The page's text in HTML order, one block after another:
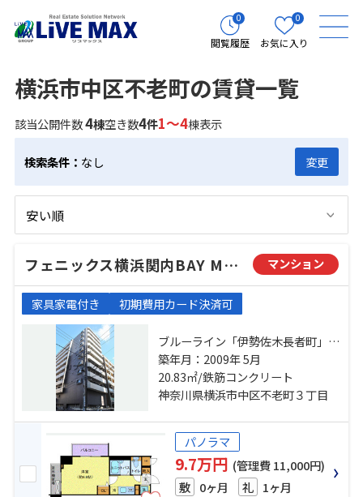
0
閲覧履歴
0
お気に入り
横浜市中区不老町の賃貸一覧
該当公開件数4棟空き数4件1～4棟表示
検索条件： なし 変更
フェニックス横浜関内BAY MARKS マンション
家具家電付き 初期費用カード決済可
ブルーライン「伊勢佐木長者町」
駅 徒歩3分 根岸線「関内」駅 徒歩6
分 京浜東北線「石川町」駅 徒歩8分
築年月：2009年 5月
20.83㎡/鉄筋コンクリート
神奈川県横浜市中区不老町３丁目
パノラマ
9.7万円 (管理費 11,000円)
敷 0ヶ月 礼 1ヶ月